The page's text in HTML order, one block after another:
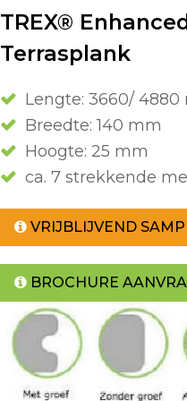
TREX®
Terrasplank
Lengte: 3660/ 4880
Breedte: 140 mm
Hoogte: 25 mm
ca. 7 strekkende
VRIJBLIJVEND
BROCHURE